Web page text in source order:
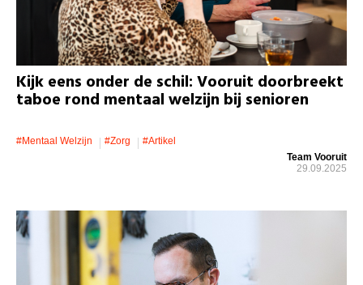
Kijk eens onder de schil: Vooruit doorbreekt
taboe rond mentaal welzijn bij senioren
#mentaal Welzijn #zorg
#artikel
Team Vooruit
29.09.2025